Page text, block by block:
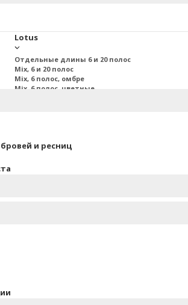
Lotus
Отдельные длины 6 и 20 полос
Mix, 6 и 20 полос
Mix, 6 полос, омбре
Mix, 6 полос, цветные
и ресниц